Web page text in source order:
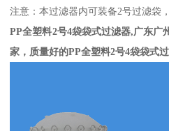
注意：本过滤器内可装备2号过滤袋
PP全塑料2号4袋袋式过滤器,广东广
家，质量好的PP全塑料2号4袋袋式